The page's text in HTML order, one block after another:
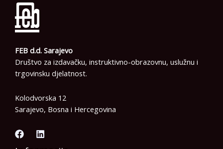
FEB d.d. Sarajevo
Društvo za izdavačku, instruktivno-obrazovnu, uslužnu i
trgovinsku djelatnost.
Kolodvorska 12
Sarajevo, Bosna i Hercegovina